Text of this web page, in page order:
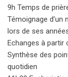
9h Temps de
Témoignage
lors de ses
Echanges à partir
Synthèse des
quotidien